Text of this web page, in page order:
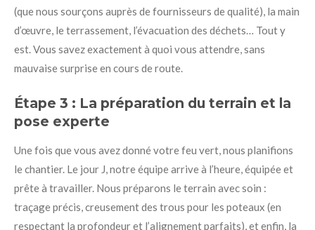
(que nous sourçons auprès de fournisseurs de qualité), la main
d’œuvre, le terrassement, l’évacuation des déchets… Tout y
est. Vous savez exactement à quoi vous attendre, sans
mauvaise surprise en cours de route.
Étape 3 : La préparation du terrain et la
pose experte
Une fois que vous avez donné votre feu vert, nous planifions
le chantier. Le jour J, notre équipe arrive à l’heure, équipée et
prête à travailler. Nous préparons le terrain avec soin :
traçage précis, creusement des trous pour les poteaux (en
respectant la profondeur et l’alignement parfaits), et enfin, la